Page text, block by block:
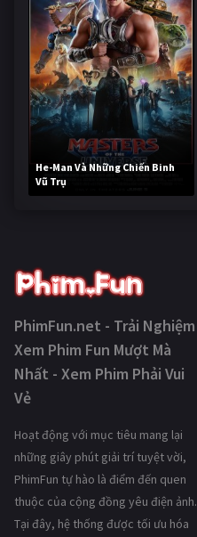
He-Man Và Những Chiến Binh
Vũ Trụ
248,633 lượt xem
PhimFun.net - Trải Nghiệm
Xem Phim Fun Mượt Mà
Nhất - Xem Phim Phải Vui
Vẻ
Hoạt động với mục tiêu mang lại
những giây phút giải trí tuyệt vời,
PhimFun tự hào là điểm đến quen
thuộc của cộng đồng yêu điện ảnh.
Tại đây, hệ thống được tối ưu hóa